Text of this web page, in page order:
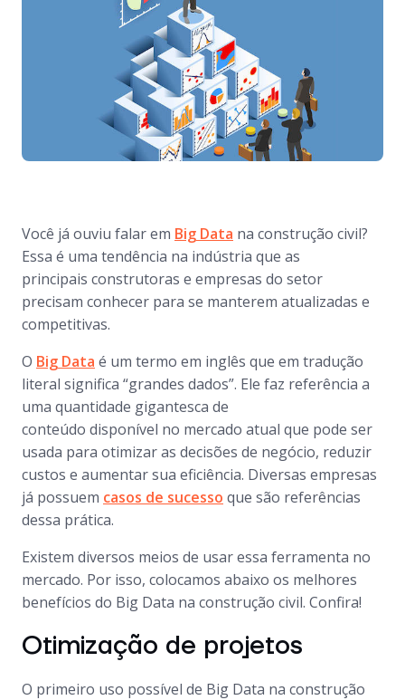
Você já ouviu falar em Big Data na construção civil?
Essa é uma tendência na indústria que as
principais construtoras e empresas do setor
precisam conhecer para se manterem atualizadas e
competitivas.
O Big Data é um termo em inglês que em tradução
literal significa “grandes dados”. Ele faz referência a
uma quantidade gigantesca de
conteúdo disponível no mercado atual que pode ser
usada para otimizar as decisões de negócio, reduzir
custos e aumentar sua eficiência. Diversas empresas
já possuem casos de sucesso que são referências
dessa prática.
Existem diversos meios de usar essa ferramenta no
mercado. Por isso, colocamos abaixo os melhores
benefícios do Big Data na construção civil. Confira!
Otimização de projetos
O primeiro uso possível de Big Data na construção